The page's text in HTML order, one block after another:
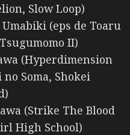
Slow Loop)
(eps de Toaru
II)
(Hyperdimension
Soma, Shokei
(Strike The Blood
High School)